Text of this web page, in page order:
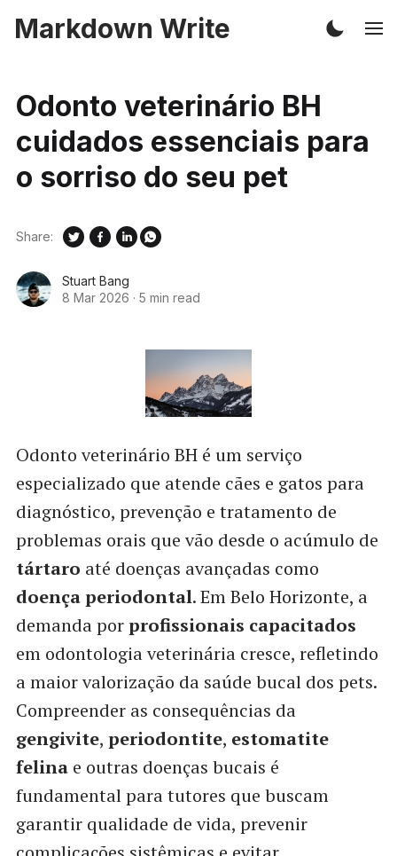
Markdown Write
Odonto veterinário BH
cuidados essenciais para
o sorriso do seu pet
Stuart Bang
8 Mar 2026 · 5 min read
Share:
Odonto veterinário BH é um serviço
especializado que atende cães e gatos para
diagnóstico, prevenção e tratamento de
problemas orais que vão desde o acúmulo de
tártaro até doenças avançadas como
doença periodontal. Em Belo Horizonte, a
demanda porprofissionais capacitados
em odontologia veterinária cresce, refletindo
a maior valorização da saúde bucal dos pets.
Compreender as consequências da
gengivite, periodontite, estomatite
felinae outras doenças bucais é
fundamental para tutores que buscam
garantir qualidade de vida, prevenir